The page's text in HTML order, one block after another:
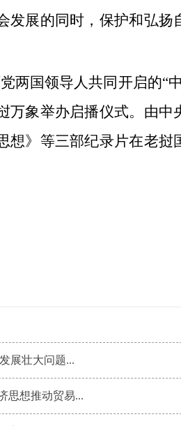
发展的同时，保护和弘扬
两国领导人共同开启的“
万象举办启播仪式。由
想》等三部纪录片在老
展壮大问题...
思想推动贸易...